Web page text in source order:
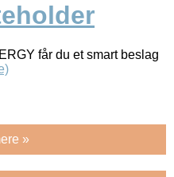
får du et smart beslag
»